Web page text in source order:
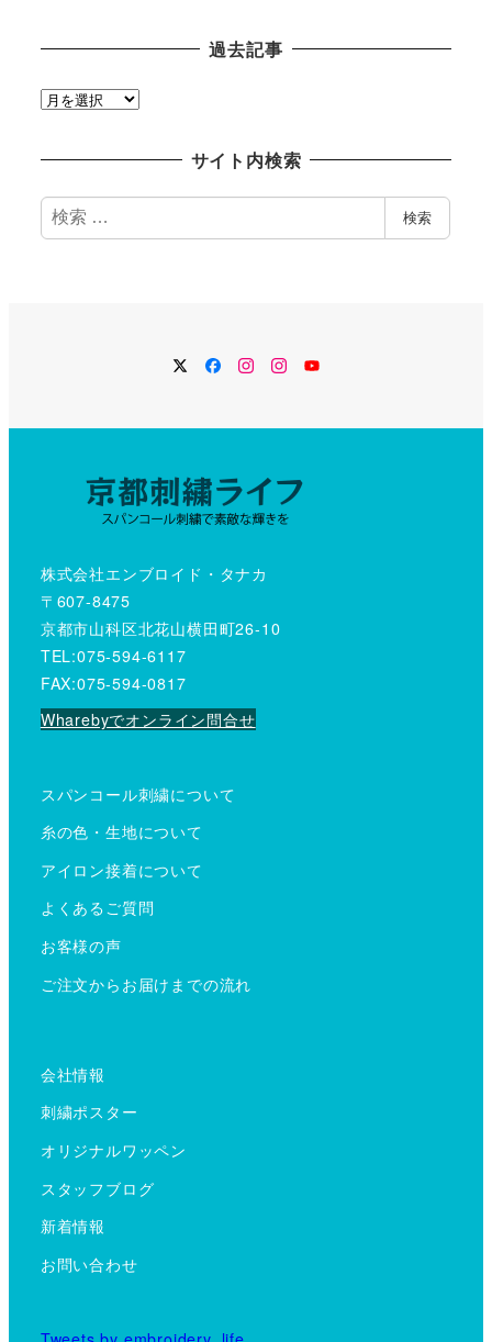
過去記事
過
サイト内検索
検
索
検索
TwitterFacebook
Instagram
Instagram
YouTube
株式会社エンブロイド・タナカ
〒607-8475
京都市山科区北花山横田町26-10
TEL:075-594-6117
FAX:075-594-0817
Wharebyでオンライン問合せ
スパンコール刺繍について
糸の色・生地について
アイロン接着について
よくあるご質問
お客様の声
ご注文からお届けまでの流れ
会社情報
刺繍ポスター
オリジナルワッペン
スタッフブログ
新着情報
お問い合わせ